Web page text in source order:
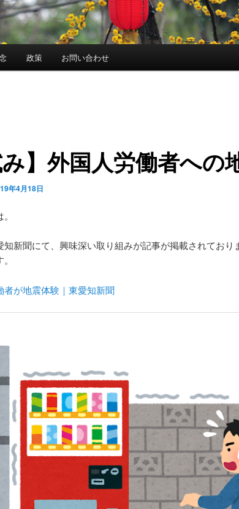
政策 お問い合わせ
】外国人労働者への
年4月18日
知新聞にて、興味深い取り組みが記事が掲載されており
者が地震体験｜東愛知新聞